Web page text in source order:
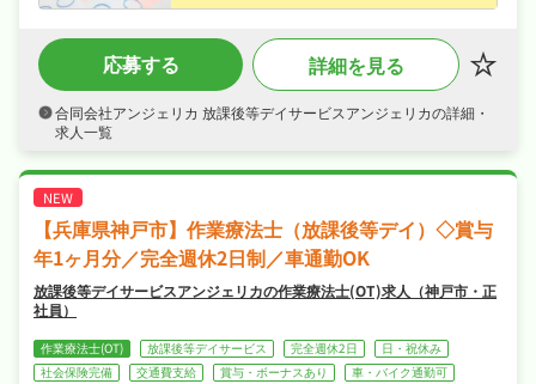
・賞与年1ヶ月分・資格手当など各種手当・昇
給ありなど好待遇で、時給1,600円のパート・
アルバイト求人、効率よく収入を得られます！
2日制・日曜・祝日休みなので、ご家庭や趣味
を据えて長く活躍できる職場です！
応募する 詳細を見る
合同会社アンジェリカ 放課後等デイサービスアンジェリカの詳細・
求人一覧
【兵庫県神戸市】作業療法士（放課後等デイ）◇賞与
年1ヶ月分／完全週休2日制／車通勤OK
放課後等デイサービスアンジェリカの作業療法士(OT)求人（神戸市・正
社員）
作業療法士(OT) 放課後等デイサービス 完全週休2日
日・祝休み
社会保険完備
交通費支給 賞与・ボーナスあり
車・バイク通勤可